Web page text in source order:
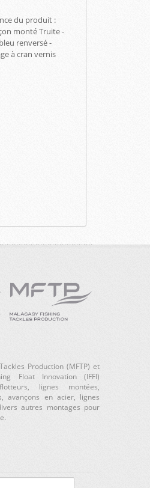
du produit :
monté Truite -
renversé -
à cran vernis
Production (MFTP) et
Float Innovation (IFFI)
lignes montées,
avançons en acier, lignes
autres montages pour